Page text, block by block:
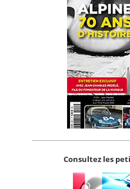
Consultez les